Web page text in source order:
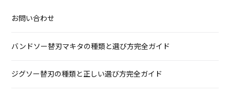
トランクルームの使い方
ミニマリスト
倉庫情報